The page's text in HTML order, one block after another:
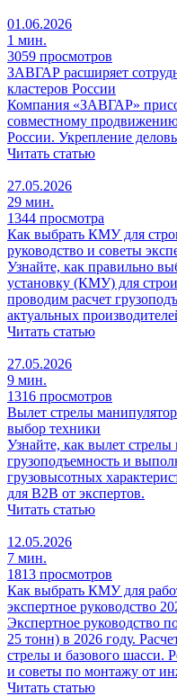
01.06.2026
1 мин.
3059 просмотров
ЗАВГАР расширяет
кластеров России
Компания «ЗАВГАР»
совместному
России. Укрепление
Читать статью
27.05.2026
29 мин.
1344 просмотра
Как выбрать КМУ для
руководство и советы
Узнайте, как правильно
установку (КМУ) для
проводим расчет
актуальных
Читать статью
27.05.2026
9 мин.
1316 просмотров
Вылет стрелы
выбор техники
Узнайте, как вылет стрелы
грузоподъемность и
грузовысотных
для B2B от экспертов.
Читать статью
12.05.2026
7 мин.
1813 просмотров
Как выбрать КМУ для
экспертное руководство
Экспертное руководство
25 тонн) в 2026 году.
стрелы и базового шасси.
и советы по монтажу от
Читать статью